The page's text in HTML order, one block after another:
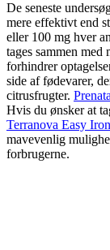
De seneste
mere effektivt end
eller 100 mg hver
tages sammen
forhindrer
side af fødevarer,
citrusfrugter.
Hvis du ønsker at
Terranova Easy
mavevenlig
forbrugerne.